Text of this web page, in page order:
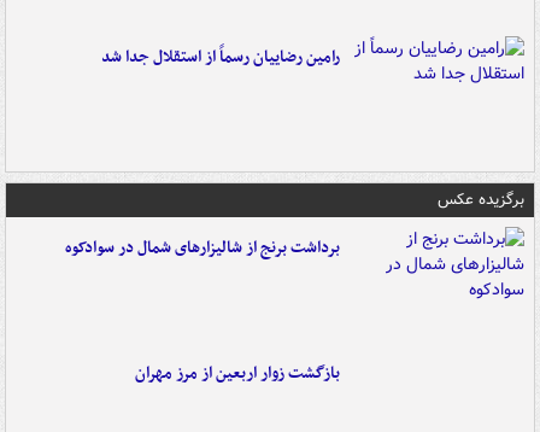
رامین رضاییان رسماً از استقلال جدا شد
برگزیده عکس
برداشت برنج از شالیزارهای شمال در سوادکوه
بازگشت زوار اربعین از مرز مهران